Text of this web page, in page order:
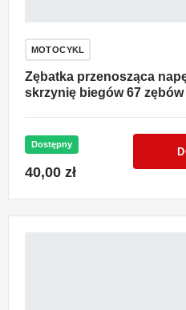
MOTOCYKL
Zębatka przenosząca
skrzynię biegów 67 zębów
Dostępny
40,00 zł